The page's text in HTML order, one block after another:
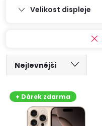
Velikost displeje
Ř
a
Nejlevnější
Nejprodávanější
V+ Dárek zdarma